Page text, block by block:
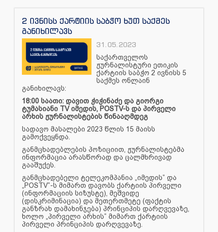
2 ივნისს ქარტიის საბჭო ხუთ საქმეს
განიხილავს
31.05.2023
საქართველოს
ჟურნალისტური ეთიკის
ქარტიის საბჭო 2 ივნისს 5
საქმეს ონლაინ
განიხილავს:
18:00 საათი: დავით ჭიჭინაძე და გიორგი
ტუმასიანი TV იმედის, POSTV-ს და პირველი
არხის ჟურნალისტების წინააღმდეგ
სადავო მასალები 2023 წლის 15 მაისს
გამოქვეყნდა.
განმცხადებლების პოზიციით, ჟურნალისტებმა
ინფორმაცია არასწორად და ცალმხრივად
გააშუქეს.
განმცხადებელი ტელეკომპანია „იმედის” და
„POSTV”-ს მიმართ დავობს ქარტიის პირველი
(ინფორმაციის სიზუსტე), მეშვიდე
(დისკრიმინაცია) და მეთერთმეტე (ფაქტის
განზრახ დამახინჯება) პრინციპის დარღვევაზე,
ხოლო „პირველი არხის” მიმართ ქარტიის
პირველი პრინციპის დარღვევაზე.